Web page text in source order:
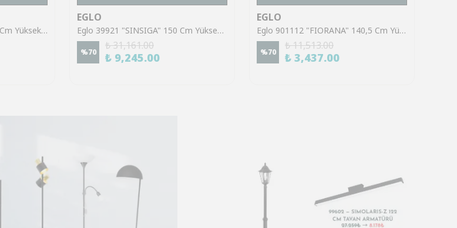
Eglo 43614 "LACEY" 159,5 Cm Yüksekliğinde Çelik, Ahşap Köşe Lambası Lambader
EGLO
Eglo 39921 "SINSIGA" 150 Cm Yüksekliğinde Çelik Siyah Sarkıt Avize
%70
₺ 31,161.00
₺ 9,245.00
EGLO
Eglo 901112 "FIORANA" 140,5 Cm Yüksekliğinde Çelik Köşe Lambası Lambader
%70
₺ 11,513.00
₺ 3,437.00